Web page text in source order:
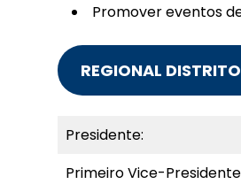
Promover eventos
REGIONAL
Presidente:
Primeiro Vice-